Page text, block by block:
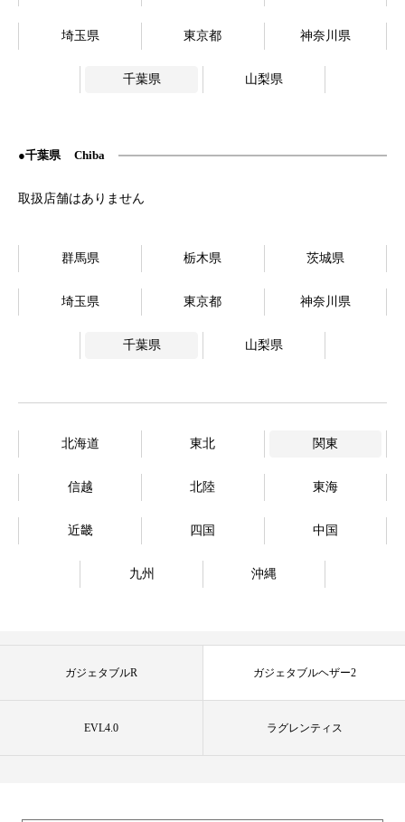
埼玉県 東京都 神奈川県
千葉県 山梨県
千葉県 Chiba
群馬県 栃木県 茨城県
埼玉県 東京都 神奈川県
千葉県 山梨県
北海道 東北 関東
信越 北陸 東海
近畿 四国 中国
九州 沖縄
ガジェタブルR ガジェタブルヘザー2
EVL4.0 ラグレンティス